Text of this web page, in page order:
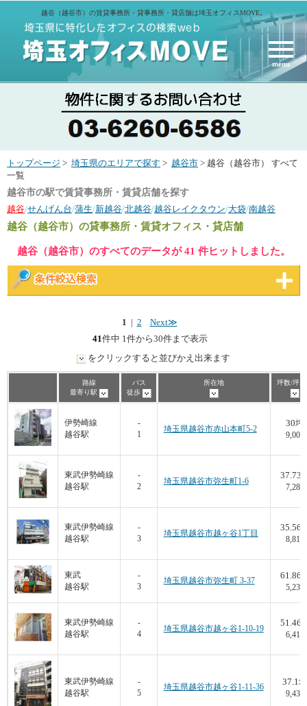
越谷（越谷市）の賃貸事務所・貸事務所・貸店舗は埼玉オフィスMOVE。
menu
トップページ > 埼玉県のエリアで探す > 越谷市 > 越谷（越谷市） すべて
一覧
越谷市の駅で賃貸事務所・賃貸店舗を探す
越谷/せんげん台/蒲生/新越谷/北越谷/越谷レイクタウン/大袋/南越谷
越谷（越谷市） の貸事務所・賃貸オフィス・貸店舗
越谷（越谷市）のすべてのデータが 41 件ヒットしました。
1 2
Next≫
41件中 1件から30件まで表示
をクリックすると並びかえ出来ます
路線
最寄り駅
バス
徒歩
所在地 坪数/坪
伊勢崎線
越谷駅
-
1
埼玉県越谷市赤山本町5-2
30坪
9,000
東武伊勢崎線
越谷駅
-
2
埼玉県越谷市弥生町1-6
37.73
7,289
東武伊勢崎線
越谷駅
-
3
埼玉県越谷市越ヶ谷1丁目
35.56
8,815
東武
越谷駅
-
3
埼玉県越谷市弥生町 3-37
61.86
5,238
東武伊勢崎線
越谷駅
-
4
埼玉県越谷市越ヶ谷1-10-19
51.46
6,413
東武伊勢崎線
越谷駅
-
5
埼玉県越谷市越ヶ谷1-11-36
37.1坪
9,434